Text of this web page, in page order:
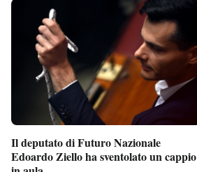
Il deputato di Futuro Nazionale
Edoardo Ziello ha sventolato un cappio